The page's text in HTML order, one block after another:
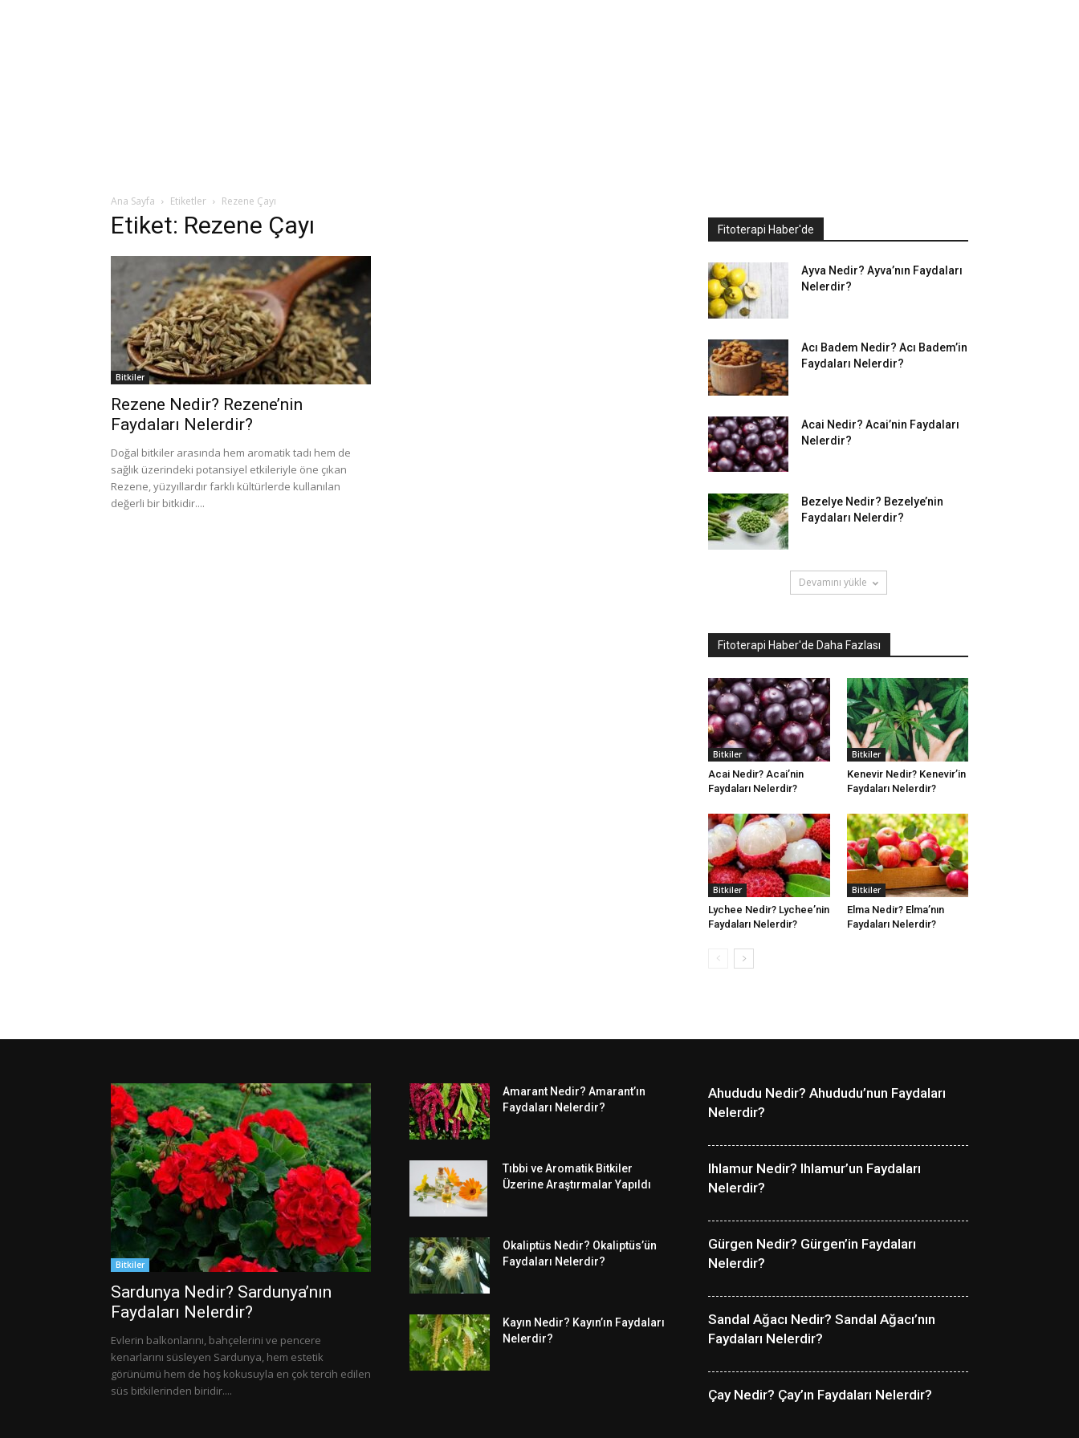
Ana Sayfa Etiketler Rezene Çayı
Etiket: Rezene Çayı
Bitkiler
Rezene Nedir? Rezene’nin
Faydaları Nelerdir?
Doğal bitkiler arasında hem aromatik tadı hem de
sağlık üzerindeki potansiyel etkileriyle öne çıkan
Rezene, yüzyıllardır farklı kültürlerde kullanılan
değerli bir bitkidir....
Fitoterapi Haber'de
Ayva Nedir? Ayva’nın Faydaları
Nelerdir?
Acı Badem Nedir? Acı Badem’in
Faydaları Nelerdir?
Acai Nedir? Acai’nin Faydaları
Nelerdir?
Bezelye Nedir? Bezelye’nin
Faydaları Nelerdir?
Devamını yükle
Fitoterapi Haber'de Daha Fazlası
Bitkiler
Acai Nedir? Acai’nin
Faydaları Nelerdir?
Bitkiler
Kenevir Nedir? Kenevir’in
Faydaları Nelerdir?
Bitkiler
Lychee Nedir? Lychee’nin
Faydaları Nelerdir?
Bitkiler
Elma Nedir? Elma’nın
Faydaları Nelerdir?
Bitkiler
Sardunya Nedir? Sardunya’nın
Faydaları Nelerdir?
Evlerin balkonlarını, bahçelerini ve pencere
kenarlarını süsleyen Sardunya, hem estetik
görünümü hem de hoş kokusuyla en çok tercih edilen
süs bitkilerinden biridir....
Amarant Nedir? Amarant’ın
Faydaları Nelerdir?
Tıbbi ve Aromatik Bitkiler
Üzerine Araştırmalar Yapıldı
Okaliptüs Nedir? Okaliptüs’ün
Faydaları Nelerdir?
Kayın Nedir? Kayın’ın Faydaları
Nelerdir?
Ahududu Nedir? Ahududu’nun Faydaları
Nelerdir?
Ihlamur Nedir? Ihlamur’un Faydaları
Nelerdir?
Gürgen Nedir? Gürgen’in Faydaları
Nelerdir?
Sandal Ağacı Nedir? Sandal Ağacı’nın
Faydaları Nelerdir?
Çay Nedir? Çay’ın Faydaları Nelerdir?